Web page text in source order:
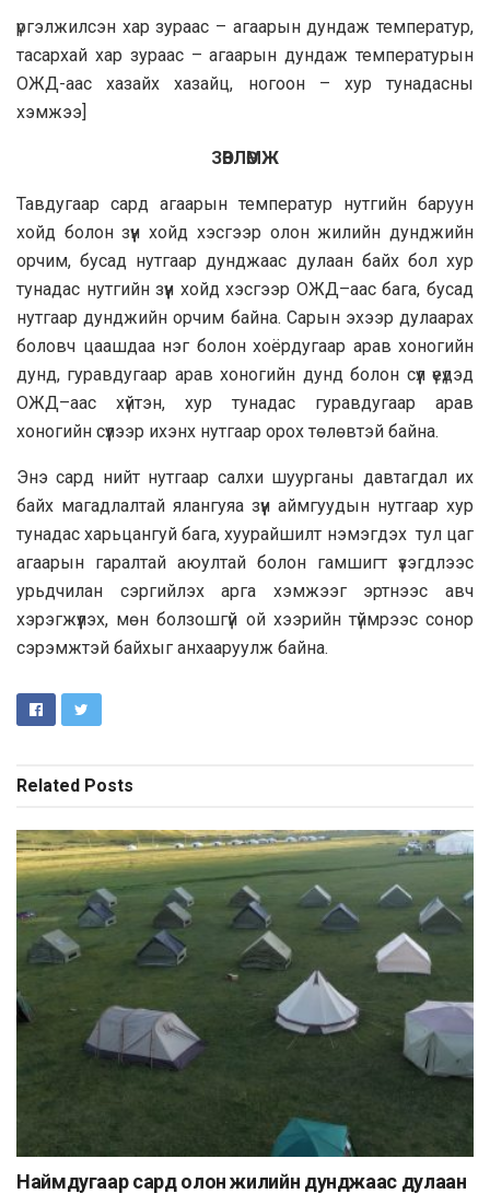
үргэлжилсэн хар зураас – агаарын дундаж температур,
тасархай хар зураас – агаарын дундаж температурын
ОЖД-аас хазайх хазайц, ногоон – хур тунадасны
хэмжээ]
ЗӨВЛӨМЖ
Тавдугаар сард агаарын температур нутгийн баруун
хойд болон зүүн хойд хэсгээр олон жилийн дунджийн
орчим, бусад нутгаар дунджаас дулаан байх бол хур
тунадас нутгийн зүүн хойд хэсгээр ОЖД–аас бага, бусад
нутгаар дунджийн орчим байна. Сарын эхээр дулаарах
боловч цаашдаа нэг болон хоёрдугаар арав хоногийн
дунд, гуравдугаар арав хоногийн дунд болон сүүл үеүдэд
ОЖД–аас хүйтэн, хур тунадас гуравдугаар арав
хоногийн сүүлээр ихэнх нутгаар орох төлөвтэй байна.
Энэ сард нийт нутгаар салхи шуурганы давтагдал их
байх магадлалтай ялангуяа зүүн аймгуудын нутгаар хур
тунадас харьцангуй бага, хуурайшилт нэмэгдэх тул цаг
агаарын гаралтай аюултай болон гамшигт үзэгдлээс
урьдчилан сэргийлэх арга хэмжээг эртнээс авч
хэрэгжүүлэх, мөн болзошгүй ой хээрийн түймрээс сонор
сэрэмжтэй байхыг анхааруулж байна.
Related Posts
Наймдугаар сард олон жилийн дунджаас дулаан